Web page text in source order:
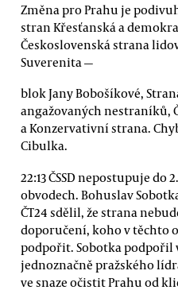
Změna pro Prahu je
stran Křesťanská a
Československá strana
Suverenita —
blok Jany Bobošíkové,
angažovaných nestraníků,
a Konzervativní strana.
Cibulka.
22:13 ČSSD nepostupuje do
obvodech. Bohuslav
ČT24 sdělil, že strana
doporučení, koho v těchto
podpořit. Sobotka
jednoznačně pražského
ve snaze očistit Prahu od